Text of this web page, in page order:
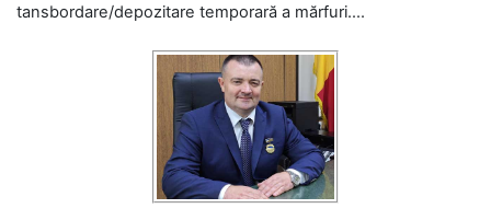
tansbordare/depozitare temporară a mărfuri....